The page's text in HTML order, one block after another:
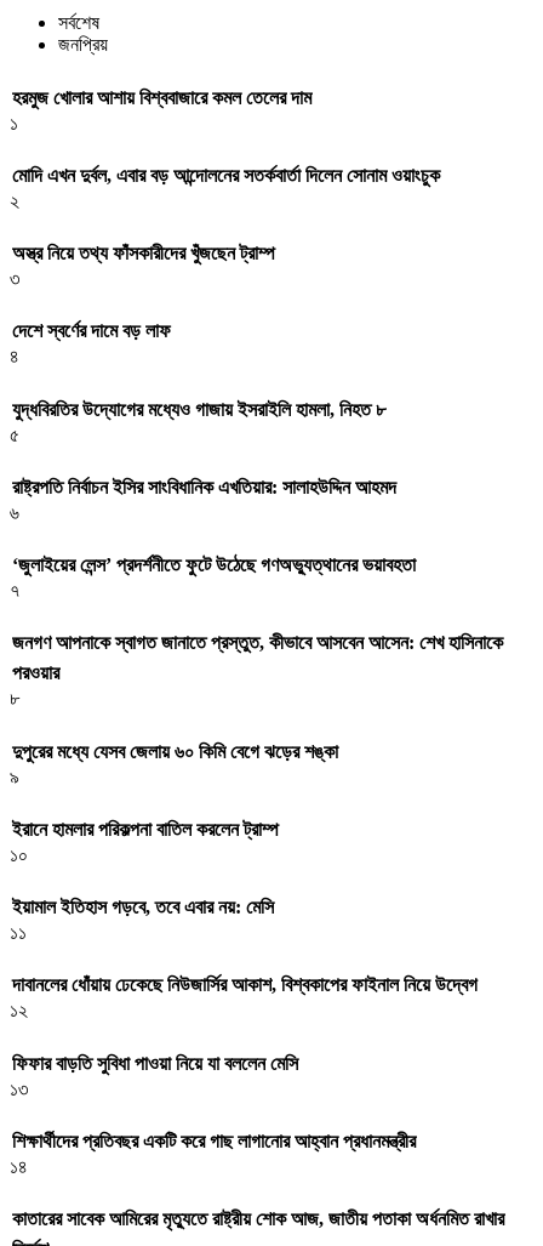
সর্বশেষ
জনপ্রিয়
হরমুজ খোলার আশায় বিশ্ববাজারে কমল তেলের দাম
১
মোদি এখন দুর্বল, এবার বড় আন্দোলনের সতর্কবার্তা দিলেন সোনাম ওয়াংচুক
২
অস্ত্র নিয়ে তথ্য ফাঁসকারীদের খুঁজছেন ট্রাম্প
৩
দেশে স্বর্ণের দামে বড় লাফ
৪
যুদ্ধবিরতির উদ্যোগের মধ্যেও গাজায় ইসরাইলি হামলা, নিহত ৮
৫
রাষ্ট্রপতি নির্বাচন ইসির সাংবিধানিক এখতিয়ার: সালাহউদ্দিন আহমদ
৬
‘জুলাইয়ের লেন্স’ প্রদর্শনীতে ফুটে উঠেছে গণঅভ্যুত্থানের ভয়াবহতা
৭
জনগণ আপনাকে স্বাগত জানাতে প্রস্তুত, কীভাবে আসবেন আসেন: শেখ হাসিনাকে
পরওয়ার
৮
দুপুরের মধ্যে যেসব জেলায় ৬০ কিমি বেগে ঝড়ের শঙ্কা
৯
ইরানে হামলার পরিকল্পনা বাতিল করলেন ট্রাম্প
১০
ইয়ামাল ইতিহাস গড়বে, তবে এবার নয়: মেসি
১১
দাবানলের ধোঁয়ায় ঢেকেছে নিউজার্সির আকাশ, বিশ্বকাপের ফাইনাল নিয়ে উদ্বেগ
১২
ফিফার বাড়তি সুবিধা পাওয়া নিয়ে যা বললেন মেসি
১৩
শিক্ষার্থীদের প্রতিবছর একটি করে গাছ লাগানোর আহ্বান প্রধানমন্ত্রীর
১৪
কাতারের সাবেক আমিরের মৃত্যুতে রাষ্ট্রীয় শোক আজ, জাতীয় পতাকা অর্ধনমিত রাখার